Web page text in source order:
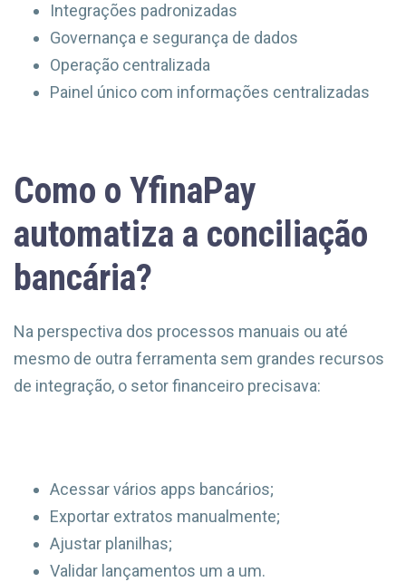
Integrações padronizadas
Governança e segurança de dados
Operação centralizada
Painel único com informações centralizadas
Como o YfinaPay
automatiza a conciliação
bancária?
Na perspectiva dos processos manuais ou até
mesmo de outra ferramenta sem grandes recursos
de integração, o setor financeiro precisava:
Acessar vários apps bancários;
Exportar extratos manualmente;
Ajustar planilhas;
Validar lançamentos um a um.